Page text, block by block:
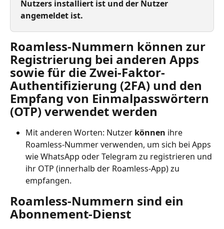
Nutzers installiert ist und der Nutzer
angemeldet ist.
Roamless-Nummern können zur
Registrierung bei anderen Apps
sowie für die Zwei-Faktor-
Authentifizierung (2FA) und den
Empfang von Einmalpasswörtern
(OTP) verwendet werden
Mit anderen Worten: Nutzer können ihre
Roamless-Nummer verwenden, um sich bei Apps
wie WhatsApp oder Telegram zu registrieren und
ihr OTP (innerhalb der Roamless-App) zu
empfangen.
Roamless-Nummern sind ein
Abonnement-Dienst